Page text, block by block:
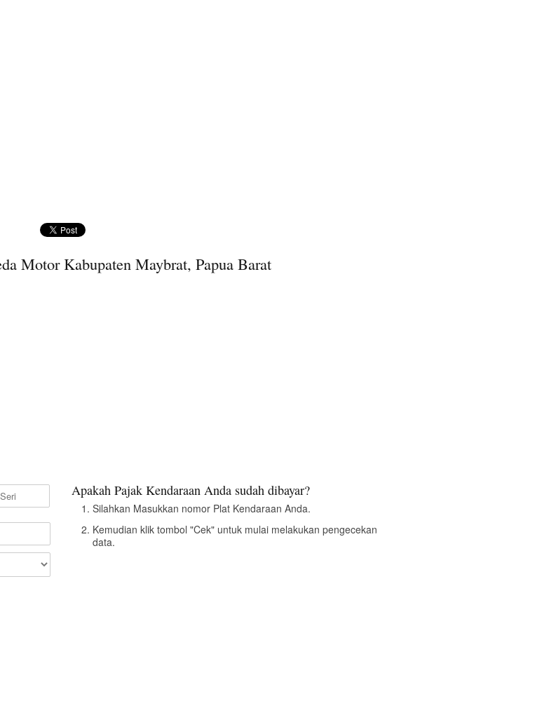
Motor Kabupaten Maybrat, Papua Barat
Apakah Pajak Kendaraan Anda sudah dibayar?
Silahkan Masukkan nomor Plat Kendaraan Anda.
Kemudian klik tombol "Cek" untuk mulai melakukan pengecekan
data.